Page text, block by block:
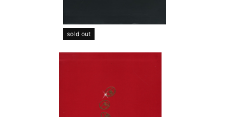
sold out